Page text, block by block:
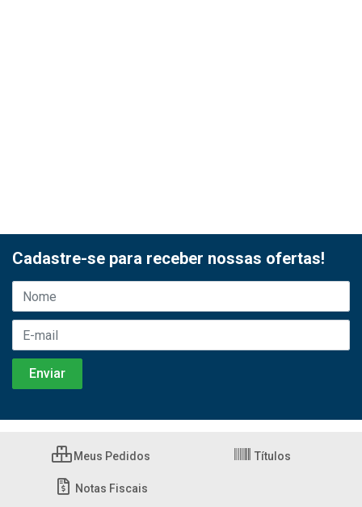
Cadastre-se para receber nossas ofertas!
Meus Pedidos Títulos
Notas Fiscais